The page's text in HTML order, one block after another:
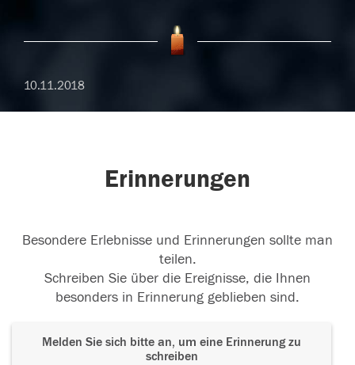
10.11.2018
Erinnerungen
Besondere Erlebnisse und Erinnerungen sollte man
teilen.
Schreiben Sie über die Ereignisse, die Ihnen
besonders in Erinnerung geblieben sind.
Melden Sie sich bitte an, um eine Erinnerung zu
schreiben